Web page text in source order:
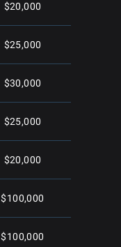
$20,000
$25,000
$30,000
$25,000
$20,000
$100,000
$100,000